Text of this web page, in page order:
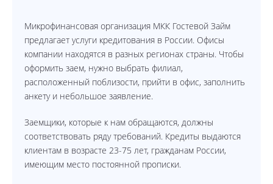
Микрофинансовая организация МКК Гостевой Займ
предлагает услуги кредитования в России. Офисы
компании находятся в разных регионах страны. Чтобы
оформить заем, нужно выбрать филиал,
расположенный поблизости, прийти в офис, заполнить
анкету и небольшое заявление.
Заемщики, которые к нам обращаются, должны
соответствовать ряду требований. Кредиты выдаются
клиентам в возрасте 23-75 лет, гражданам России,
имеющим место постоянной прописки.